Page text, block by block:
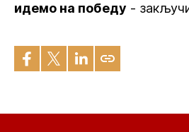
идемо на победу -